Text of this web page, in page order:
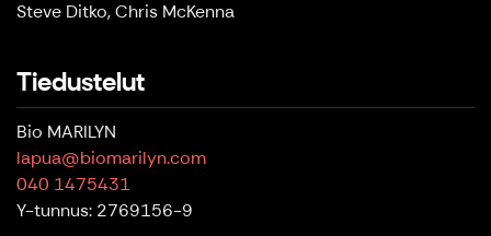
Steve Ditko, Chris McKenna
Tiedustelut
Bio MARILYN
lapua@biomarilyn.com
040 1475431
Y-tunnus: 2769156-9